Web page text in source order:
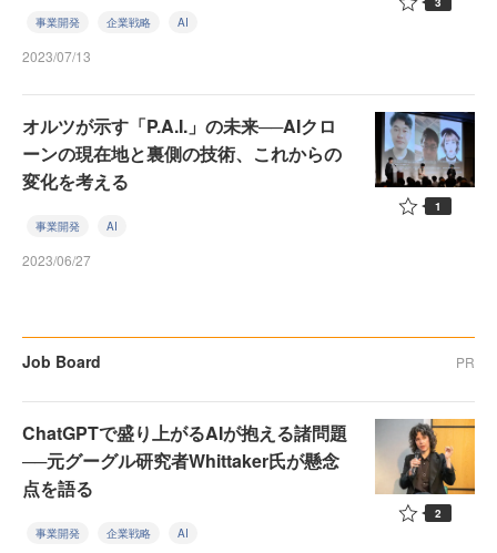
事業開発 企業戦略 AI
2023/07/13
オルツが示す「P.A.I.」の未来──AIクロ
ーンの現在地と裏側の技術、これからの
変化を考える
事業開発 AI
2023/06/27
1
Job Board PR
ChatGPTで盛り上がるAIが抱える諸問題
──元グーグル研究者Whittaker氏が懸念
点を語る
事業開発 企業戦略 AI
2